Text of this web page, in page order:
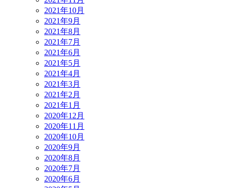
2021年10月
2021年9月
2021年8月
2021年7月
2021年6月
2021年5月
2021年4月
2021年3月
2021年2月
2021年1月
2020年12月
2020年11月
2020年10月
2020年9月
2020年8月
2020年7月
2020年6月